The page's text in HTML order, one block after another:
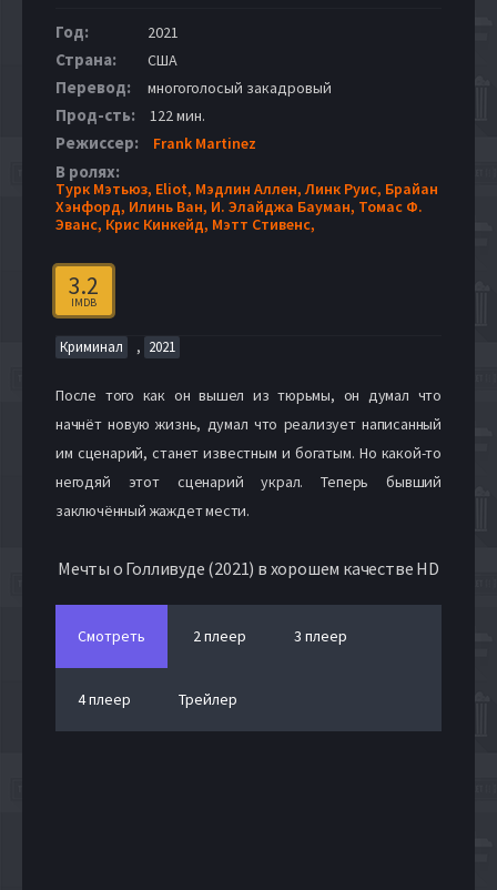
Год: 2021
Страна: США
Перевод: многоголосый закадровый
Прод-сть: 122 мин.
Режиссер: Frank Martinez
В ролях:
Турк Мэтьюз, Eliot, Мэдлин Аллен,Линк Руис, Брайан
Хэнфорд, Илинь Ван, И. Элайджа Бауман, Томас Ф.
Эванс, Крис Кинкейд, Мэтт Стивенс,
3.2
IMDB
Криминал , 2021
После того как он вышел из тюрьмы, он думал что
начнёт новую жизнь, думал что реализует написанный
им сценарий, станет известным и богатым. Но какой-то
негодяй этот сценарий украл. Теперь бывший
заключённый жаждет мести.
Мечты о Голливуде (2021) в хорошем качестве HD
Смотреть 2 плеер 3 плеер
4 плеер Трейлер